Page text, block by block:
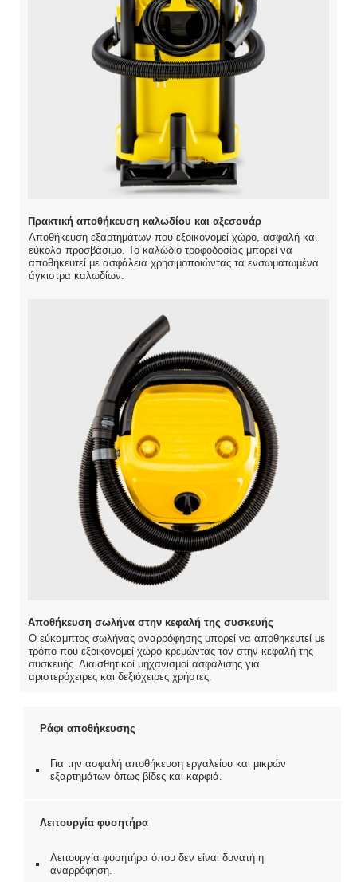
Πρακτική αποθήκευση καλωδίου και αξεσουάρ
Αποθήκευση εξαρτημάτων που εξοικονομεί χώρο, ασφαλή και
εύκολα προσβάσιμο. Το καλώδιο τροφοδοσίας μπορεί να
αποθηκευτεί με ασφάλεια χρησιμοποιώντας τα ενσωματωμένα
άγκιστρα καλωδίων.
Αποθήκευση σωλήνα στην κεφαλή της συσκευής
Ο εύκαμπτος σωλήνας αναρρόφησης μπορεί να αποθηκευτεί με
τρόπο που εξοικονομεί χώρο κρεμώντας τον στην κεφαλή της
συσκευής. Διαισθητικοί μηχανισμοί ασφάλισης για
αριστερόχειρες και δεξιόχειρες χρήστες.
Ράφι αποθήκευσης
Για την ασφαλή αποθήκευση εργαλείου και μικρών
εξαρτημάτων όπως βίδες και καρφιά.
Λειτουργία φυσητήρα
Λειτουργία φυσητήρα όπου δεν είναι δυνατή η
αναρρόφηση.